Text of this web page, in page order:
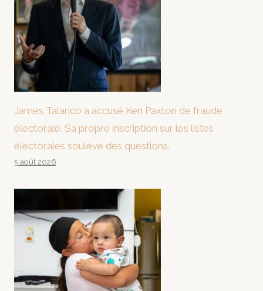
James Talarico a accusé Ken Paxton de fraude
électorale. Sa propre inscription sur les listes
électorales soulève des questions.
5 août 2026